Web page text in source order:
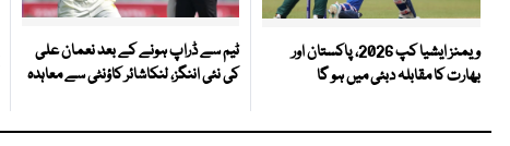
ویمنز ایشیا کپ 2026، پاکستان اور
بھارت کا مقابلہ دبئی میں ہو گا
ٹیم سے ڈراپ ہونے کے بعد نعمان علی
کی نئی اننگز، لنکاشائر کاؤنٹی سے معاہدہ